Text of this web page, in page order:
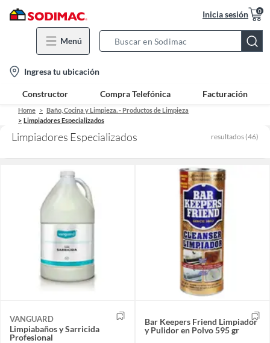
Inicia sesión 0
Menú
Bar
location-
icon
Ingresa tu ubicación
Constructor Compra Telefónica Facturación
Home
Baño, Cocina y Limpieza. - Productos de Limpieza
Limpiadores Especializados
Limpiadores Especializados resultados (46)
VANGUARD
Limpiabaños y Sarricida
Profesional
Bar Keepers Friend Limpiador
y Pulidor en Polvo 595 gr